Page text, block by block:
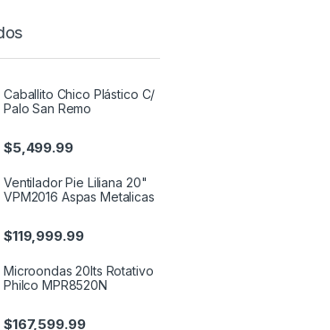
Caballito Chico Plástico C/
Palo San Remo
$5,499.99
Ventilador Pie Liliana 20"
VPM2016 Aspas Metalicas
$119,999.99
Microondas 20lts Rotativo
Philco MPR8520N
$167,599.99